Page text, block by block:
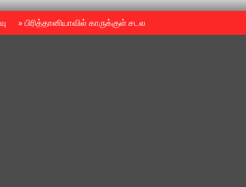
»பிரித்தானியாவில் காருக்குள் சடலம் -தமிழருடையதா ?